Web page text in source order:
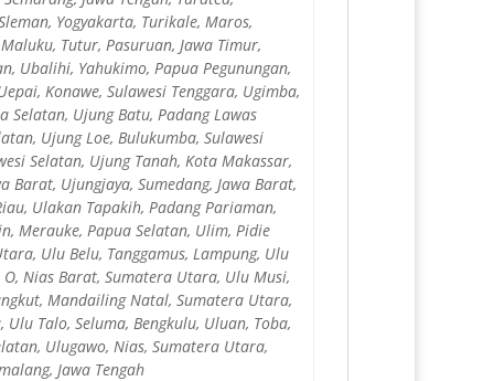
Yogyakarta, Turikale, Maros,
Tutur, Pasuruan, Jawa Timur,
Ubalihi, Yahukimo, Papua Pegunungan,
Konawe, Sulawesi Tenggara, Ugimba,
Selatan, Ujung Batu, Padang Lawas
Ujung Loe, Bulukumba, Sulawesi
Selatan, Ujung Tanah, Kota Makassar,
Barat, Ujungjaya, Sumedang, Jawa Barat,
Ulakan Tapakih, Padang Pariaman,
Merauke, Papua Selatan, Ulim, Pidie
Ulu Belu, Tanggamus, Lampung, Ulu
Nias Barat, Sumatera Utara, Ulu Musi,
Mandailing Natal, Sumatera Utara,
Talo, Seluma, Bengkulu, Uluan, Toba,
Ulugawo, Nias, Sumatera Utara,
Jawa Tengah